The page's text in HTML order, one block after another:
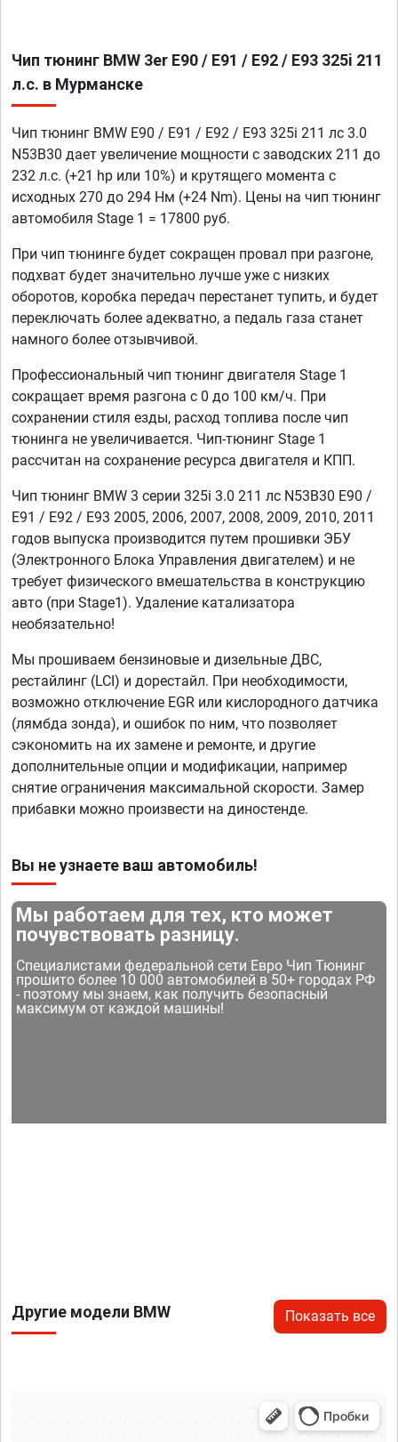
Чип тюнинг BMW 3er E90 / E91 / E92 / E93 325i 211
л.с. в Мурманске
Чип тюнинг BMW E90 / E91 / E92 / E93 325i 211 лс 3.0
N53B30 дает увеличение мощности с заводских 211 до
232 л.с. (+21 hp или 10%) и крутящего момента с
исходных 270 до 294 Нм (+24 Nm). Цены на чип тюнинг
автомобиля Stage 1 = 17800 руб.
При чип тюнинге будет сокращен провал при разгоне,
подхват будет значительно лучше уже с низких
оборотов, коробка передач перестанет тупить, и будет
переключать более адекватно, а педаль газа станет
намного более отзывчивой.
Профессиональный чип тюнинг двигателя Stage 1
сокращает время разгона с 0 до 100 км/ч. При
сохранении стиля езды, расход топлива после чип
тюнинга не увеличивается. Чип-тюнинг Stage 1
рассчитан на сохранение ресурса двигателя и КПП.
Чип тюнинг BMW 3 серии 325i 3.0 211 лс N53B30 E90 /
E91 / E92 / E93 2005, 2006, 2007, 2008, 2009, 2010, 2011
годов выпуска производится путем прошивки ЭБУ
(Электронного Блока Управления двигателем) и не
требует физического вмешательства в конструкцию
авто (при Stage1). Удаление катализатора
необязательно!
Мы прошиваем бензиновые и дизельные ДВС,
рестайлинг (LCI) и дорестайл. При необходимости,
возможно отключение EGR или кислородного датчика
(лямбда зонда), и ошибок по ним, что позволяет
сэкономить на их замене и ремонте, и другие
дополнительные опции и модификации, например
снятие ограничения максимальной скорости. Замер
прибавки можно произвести на диностенде.
Вы не узнаете ваш автомобиль!
Мы работаем для тех, кто может
почувствовать разницу.
Специалистами федеральной сети Евро Чип Тюнинг
прошито более 10 000 автомобилей в 50+ городах РФ
- поэтому мы знаем, как получить безопасный
максимум от каждой машины!
Другие модели BMW Показать все